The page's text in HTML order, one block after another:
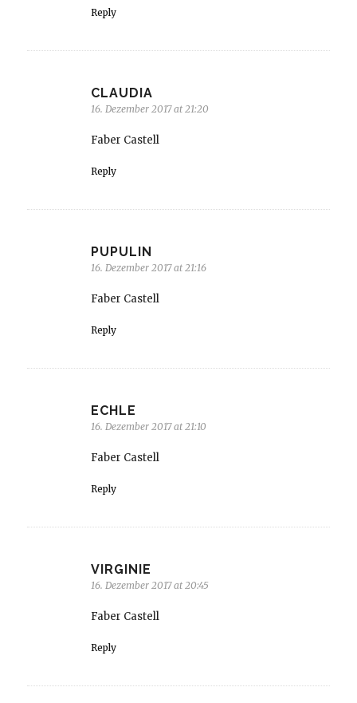
Reply
CLAUDIA
16. Dezember 2017 at 21:20
Faber Castell
Reply
PUPULIN
16. Dezember 2017 at 21:16
Faber Castell
Reply
ECHLE
16. Dezember 2017 at 21:10
Faber Castell
Reply
VIRGINIE
16. Dezember 2017 at 20:45
Faber Castell
Reply